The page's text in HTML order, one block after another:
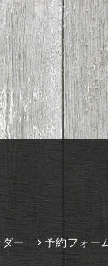
ー 予約フォー